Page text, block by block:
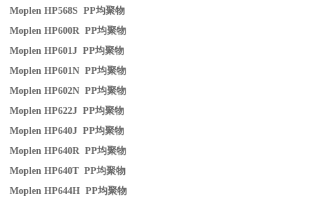
Moplen HP568S PP均聚物
Moplen HP600R PP均聚物
Moplen HP601J PP均聚物
Moplen HP601N PP均聚物
Moplen HP602N PP均聚物
Moplen HP622J PP均聚物
Moplen HP640J PP均聚物
Moplen HP640R PP均聚物
Moplen HP640T PP均聚物
Moplen HP644H PP均聚物